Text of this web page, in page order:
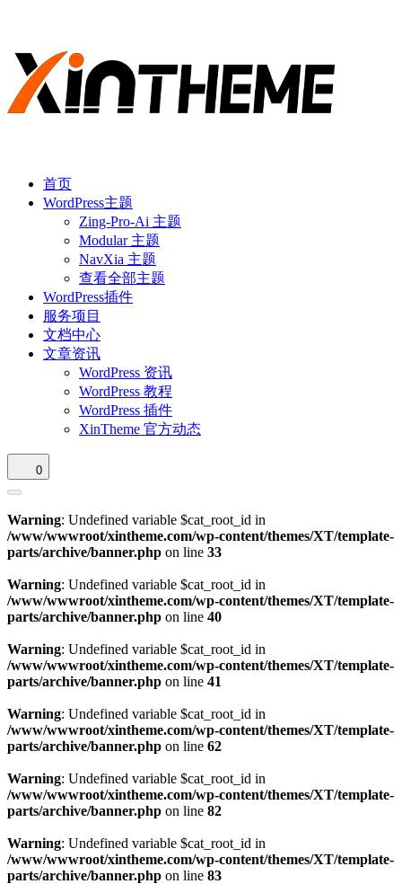
首页
WordPress主题
Zing-Pro-Ai 主题
Modular 主题
NavXia 主题
查看全部主题
WordPress插件
服务项目
文档中心
文章资讯
WordPress 资讯
WordPress 教程
WordPress 插件
XinTheme 官方动态
0
Warning: Undefined variable $cat_root_id in
/www/wwwroot/xintheme.com/wp-content/themes/XT/template-
parts/archive/banner.php on line 33
Warning: Undefined variable $cat_root_id in
/www/wwwroot/xintheme.com/wp-content/themes/XT/template-
parts/archive/banner.php on line 40
Warning: Undefined variable $cat_root_id in
/www/wwwroot/xintheme.com/wp-content/themes/XT/template-
parts/archive/banner.php on line 41
Warning: Undefined variable $cat_root_id in
/www/wwwroot/xintheme.com/wp-content/themes/XT/template-
parts/archive/banner.php on line 62
Warning: Undefined variable $cat_root_id in
/www/wwwroot/xintheme.com/wp-content/themes/XT/template-
parts/archive/banner.php on line 82
Warning: Undefined variable $cat_root_id in
/www/wwwroot/xintheme.com/wp-content/themes/XT/template-
parts/archive/banner.php on line 83